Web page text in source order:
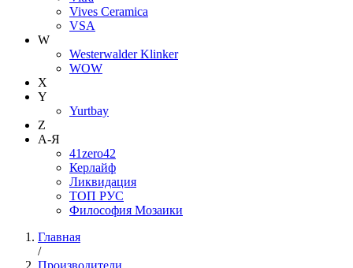
Vives Ceramica
VSA
W
Westerwalder Klinker
WOW
X
Y
Yurtbay
Z
А-Я
41zero42
Керлайф
Ликвидация
ТОП РУС
Философия Мозаики
Главная
/
Производители